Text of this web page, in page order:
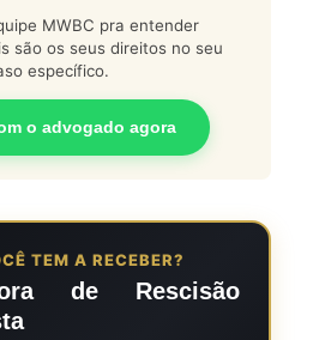
MWBC pra entender
são os seus direitos no seu
específico.
o advogado agora
TEM A RECEBER?
de Rescisão